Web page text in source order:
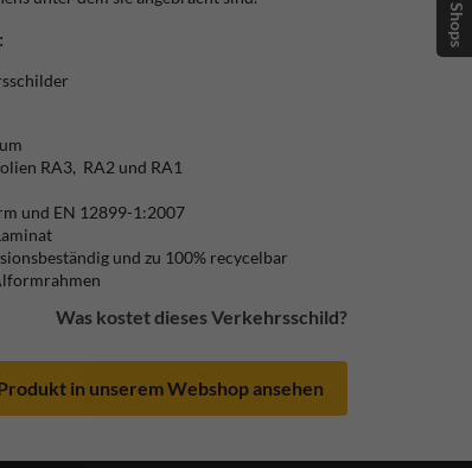
RA3, RA2 und RA1
und EN 12899-1:2007
und zu 100% recycelbar
Was kostet dieses Verkehrsschild?
in unserem Webshop ansehen